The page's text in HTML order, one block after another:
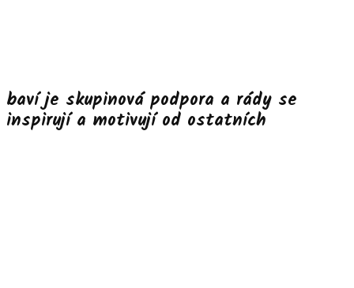
baví je skupinová podpora a rády se
inspirují a motivují od ostatních